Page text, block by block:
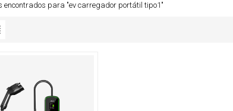
encontrados para "ev carregador portátil tipo1"